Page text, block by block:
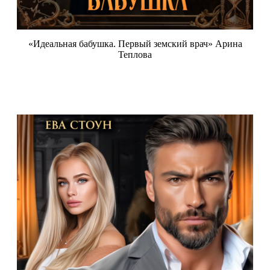
«Идеальная бабушка. Первый земский врач» Арина
Теплова